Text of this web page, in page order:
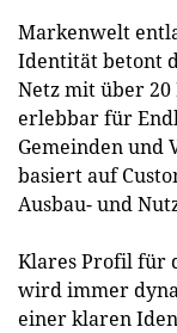
Markenwelt
Identität betont
Netz mit über
erlebbar für
Gemeinden und
basiert auf
Ausbau- und
Klares Profil für
wird immer
einer klaren